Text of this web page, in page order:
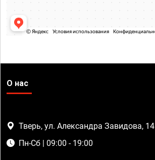
О нас
Тверь, ул. Александра Завидова, 14
Пн-Сб | 09:00 - 19:00